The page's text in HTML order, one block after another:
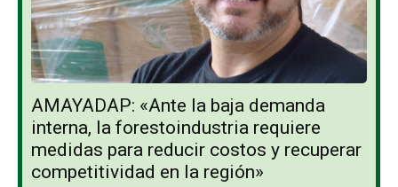
AMAYADAP: «Ante la baja demanda
interna, la forestoindustria requiere
medidas para reducir costos y recuperar
competitividad en la región»